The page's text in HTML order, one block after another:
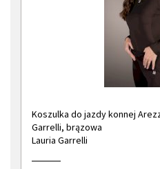
Koszulka do jazdy konnej
Garrelli, brązowa
Lauria Garrelli